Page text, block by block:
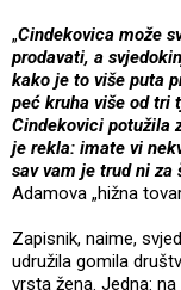
„Cindekovica može
prodavati, a
kako je to više puta
peć kruha više od tri
Cindekovici potužila
je rekla: imate vi
sav vam je trud ni za
Adamova „hižna
Zapisnik, naime,
udružila gomila
vrsta žena. Jedna: